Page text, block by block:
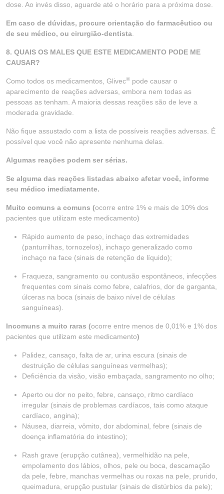
dose. Ao invés disso, aguarde até o horário para a próxima dose.
Em caso de dúvidas, procure orientação do farmacêutico ou
de seu médico, ou cirurgião-dentista
8. QUAIS OS MALES QUE ESTE MEDICAMENTO PODE ME
CAUSAR?
Como todos os medicamentos, Glivec® pode causar o
aparecimento de reações adversas, embora nem todas as
pessoas as tenham. A maioria dessas reações são de leve a
moderada gravidade.
Não fique assustado com a lista de possíveis reações adversas. É
possível que você não apresente nenhuma delas.
Algumas reações podem ser sérias.
Se alguma das reações listadas abaixo afetar você, informe
seu médico imediatamente.
Muito comuns a comuns (ocorre entre 1% e mais de 10% dos
pacientes que utilizam este medicamento)
Rápido aumento de peso, inchaço das extremidades
(panturrilhas, tornozelos), inchaço generalizado como
inchaço na face (sinais de retenção de líquido);
Fraqueza, sangramento ou contusão espontâneos, infecções
frequentes com sinais como febre, calafrios, dor de garganta,
úlceras na boca (sinais de baixo nível de células
sanguíneas).
Incomuns a muito raras (ocorre entre menos de 0,01% e 1% dos
pacientes que utilizam este medicamento)
Palidez, cansaço, falta de ar, urina escura (sinais de
destruição de células sanguíneas vermelhas);
Deficiência da visão, visão embaçada, sangramento no olho;
Aperto ou dor no peito, febre, cansaço, ritmo cardíaco
irregular (sinais de problemas cardíacos, tais como ataque
cardíaco, angina);
Náusea, diarreia, vômito, dor abdominal, febre (sinais de
doença inflamatória do intestino);
Rash grave (erupção cutânea), vermelhidão na pele,
empolamento dos lábios, olhos, pele ou boca, descamação
da pele, febre, manchas vermelhas ou roxas na pele, prurido,
queimadura, erupção pustular (sinais de distúrbios da pele);